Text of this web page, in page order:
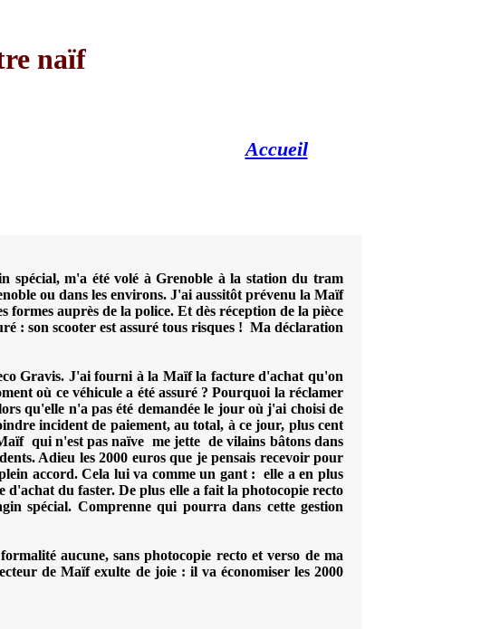
naïf
Accueil
spécial, m'a été volé à Grenoble à la station du tram
ou dans les environs. J'ai aussitôt prévenu la Maïf
auprès de la police. Et dès réception de la pièce
: son scooter est assuré tous risques ! Ma déclaration
Gravis. J'ai fourni à la Maïf la facture d'achat qu'on
où ce véhicule a été assuré ? Pourquoi la réclamer
qu'elle n'a pas été demandée le jour où j'ai choisi de
incident de paiement, au total, à ce jour, plus cent
qui n'est pas naïve me jette de vilains bâtons dans
Adieu les 2000 euros que je pensais recevoir pour
accord. Cela lui va comme un gant : elle a en plus
du faster. De plus elle a fait la photocopie recto
spécial. Comprenne qui pourra dans cette gestion
aucune, sans photocopie recto et verso de ma
de Maïf exulte de joie : il va économiser les 2000